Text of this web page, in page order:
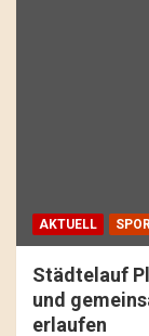
AKTUELL
Städtelauf
und
erlaufen